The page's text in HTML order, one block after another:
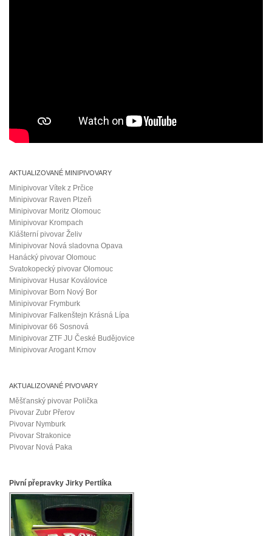
AKTUALIZOVANÉ MINIPIVOVARY
Minipivovar Vítek z Prčice
Minipivovar Raven Plzeň
Minipivovar Moritz Olomouc
Minipivovar Krompach
Klášterní pivovar Želiv
Minipivovar Nová sladovna Opava
Hanácký pivovar Olomouc
Svatokopecký pivovar Olomouc
Minipivovar Husar Koválovice
Minipivovar Born Nový Bor
Minipivovar Frymburk
Minipivovar Falkenštejn Krásná Lípa
Minipivovar 66 Sosnová
Minipivovar ZTF JU České Budějovice
Minipivovar Arogant Krnov
AKTUALIZOVANÉ PIVOVARY
Měšťanský pivovar Polička
Pivovar Zubr Přerov
Pivovar Nymburk
Pivovar Strakonice
Pivovar Nová Paka
Pivní přepravky Jirky Pertlíka